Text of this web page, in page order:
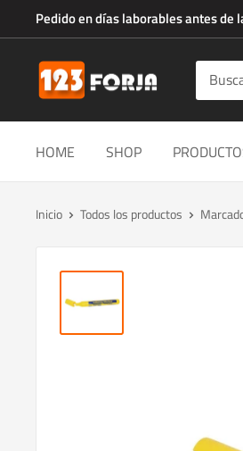
directamente
contenido
Pedido en días laborables antes de
123forja.es
HOME SHOP
Inicio Todos los productos